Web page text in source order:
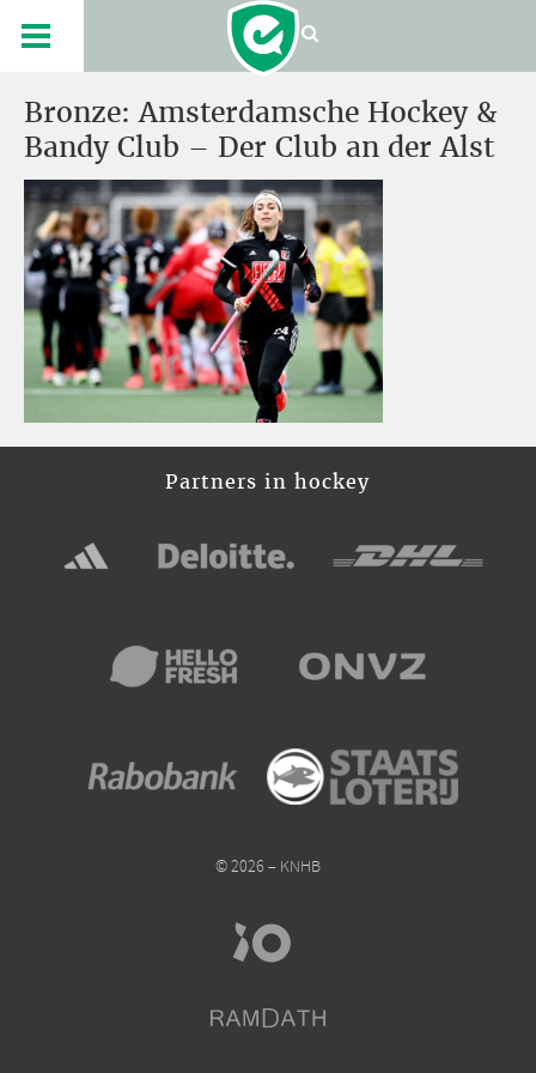
Bronze: Amsterdamsche Hockey &
Bandy Club – Der Club an der Alst
Partners in hockey
© 2026 – KNHB